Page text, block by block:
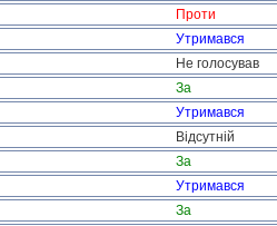
Проти
Утримався
Не голосував
За
Утримався
Відсутній
За
Утримався
За